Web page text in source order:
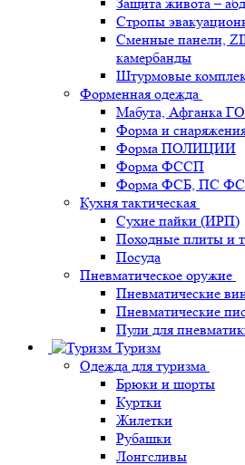
Стропы
Сменные панели,
камербанды
Штурмовые
Форменная одежда
Мабута, Афганка
Форма и
Форма ПОЛИЦИИ
Форма ФССП
Форма ФСБ, ПС
Кухня тактическая
Сухие пайки (ИРП)
Походные плиты и
Посуда
Пневматическое оружие
Пневматические
Пневматические
Пули для
Туризм
Одежда для туризма
Брюки и шорты
Куртки
Жилетки
Рубашки
Лонгсливы